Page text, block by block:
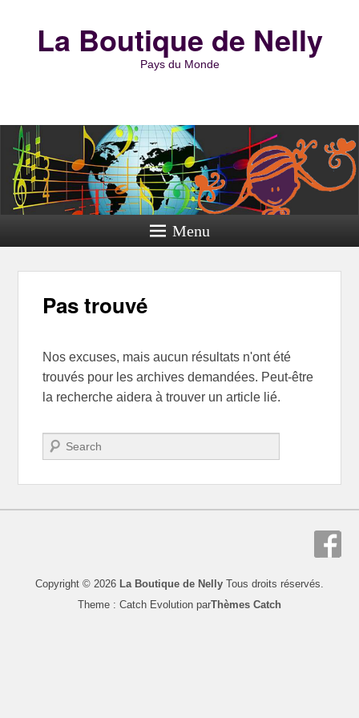
La Boutique de Nelly
Pays du Monde
Menu
Pas trouvé
Nos excuses, mais aucun résultats n'ont été
trouvés pour les archives demandées. Peut-être
la recherche aidera à trouver un article lié.
Recherche
Copyright © 2026 La Boutique de Nelly Tous droits réservés.
Theme : Catch Evolution parThèmes Catch